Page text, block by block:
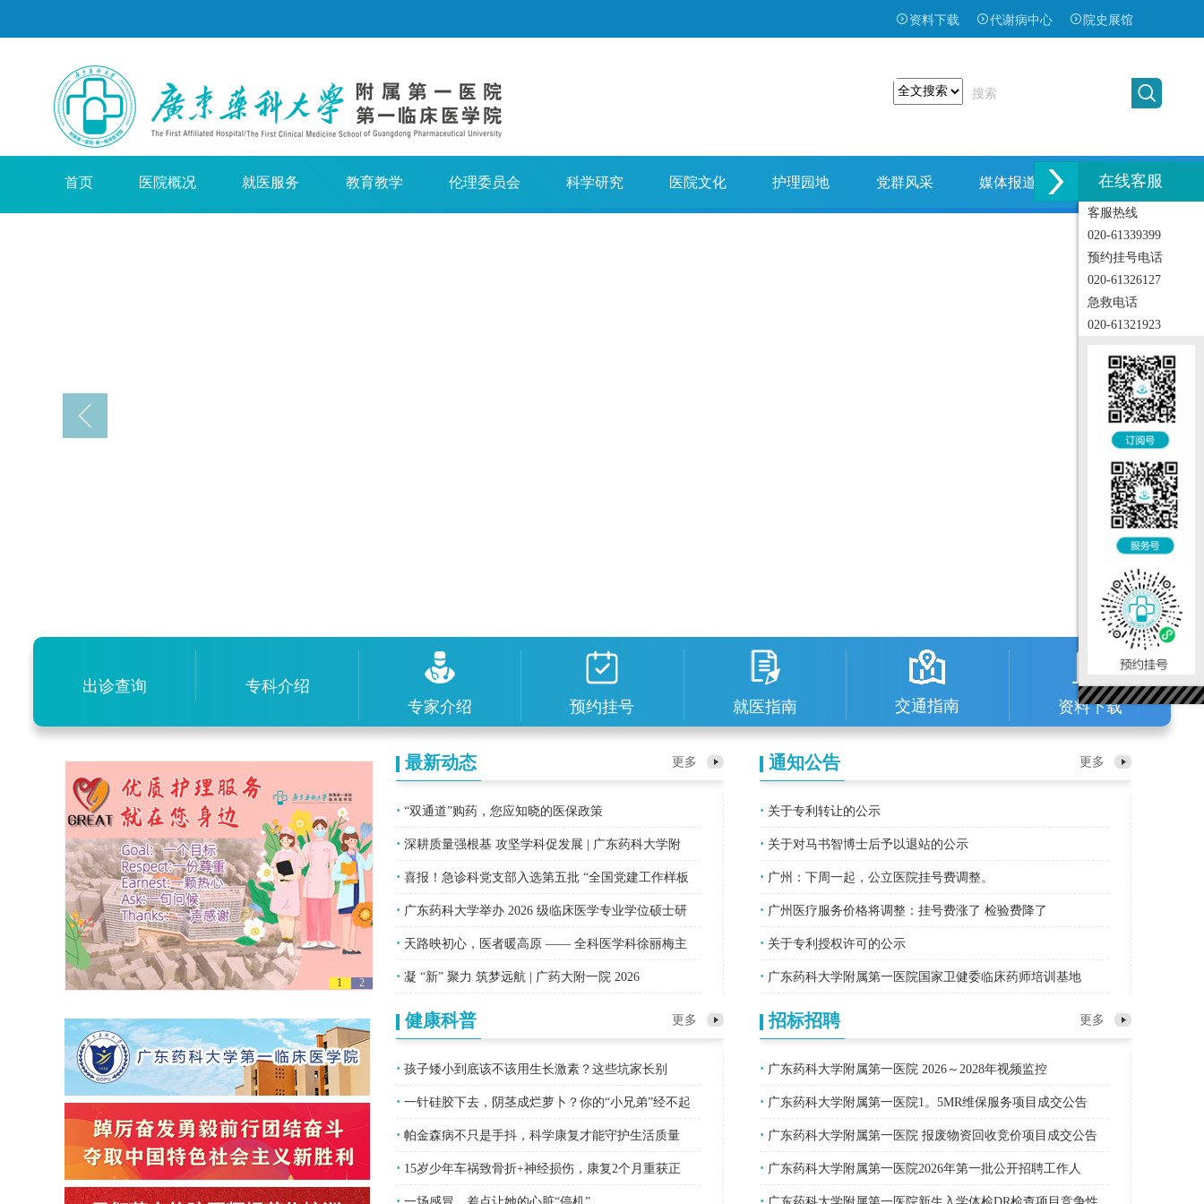
在线客服
客服热线
020-61339399
预约挂号电话
020-61326127
急救电话
020-61321923
资料下载 代谢病中心 院史展馆
首页 医院概况 就医服务 教育教学 伦理委员会 科学研究 医院文化 护理园地 党群风采 媒体报道 招标招聘
出诊查询
专科介绍
专家介绍
预约挂号 就医指南 交通指南 资料下载
1 2
更多
最新动态
· “双通道”购药，您应知晓的医保政策
· 深耕质量强根基 攻坚学科促发展 | 广东药科大学附
属第
· 喜报！急诊科党支部入选第五批 “全国党建工作样板
支部”
· 广东药科大学举办 2026 级临床医学专业学位硕士研
究
· 天路映初心，医者暖高原 —— 全科医学科徐丽梅主
任赴青
· 凝 “新” 聚力 筑梦远航 | 广药大附一院 2026
更多
通知公告
· 关于专利转让的公示
· 关于对马书智博士后予以退站的公示
· 广州：下周一起，公立医院挂号费调整。
· 广州医疗服务价格将调整：挂号费涨了 检验费降了
· 关于专利授权许可的公示
· 广东药科大学附属第一医院国家卫健委临床药师培训基地
（紧
更多
健康科普
· 孩子矮小到底该不该用生长激素？这些坑家长别
踩！
· 一针硅胶下去，阴茎成烂萝卜？你的“小兄弟”经不起
这样D
· 帕金森病不只是手抖，科学康复才能守护生活质量
· 15岁少年车祸致骨折+神经损伤，康复2个月重获正
常步态
·
更多
招标招聘
· 广东药科大学附属第一医院 2026～2028年视频监控
· 广东药科大学附属第一医院1。5MR维保服务项目成交公告
· 广东药科大学附属第一医院 报废物资回收竞价项目成交公告
· 广东药科大学附属第一医院2026年第一批公开招聘工作人
·